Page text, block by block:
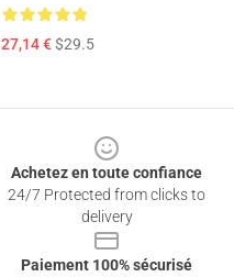
27,14 €$29.5
Achetez en toute confiance
24/7 Protected from clicks to
delivery
Paiement 100% sécurisé